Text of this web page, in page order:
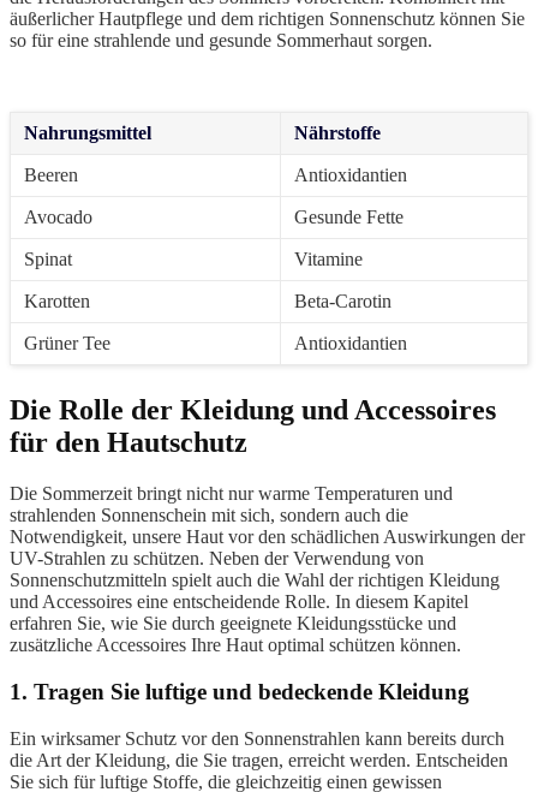
äußerlicher Hautpflege und dem richtigen Sonnenschutz können Sie
so für eine strahlende und gesunde Sommerhaut sorgen.
Nahrungsmittel Nährstoffe
Beeren Antioxidantien
Avocado Gesunde Fette
Spinat Vitamine
Karotten Beta-Carotin
Grüner Tee Antioxidantien
Die Rolle der Kleidung und Accessoires
für den Hautschutz
Die Sommerzeit bringt nicht nur warme Temperaturen und
strahlenden Sonnenschein mit sich, sondern auch die
Notwendigkeit, unsere Haut vor den schädlichen Auswirkungen der
UV-Strahlen zu schützen. Neben der Verwendung von
Sonnenschutzmitteln spielt auch die Wahl der richtigen Kleidung
und Accessoires eine entscheidende Rolle. In diesem Kapitel
erfahren Sie, wie Sie durch geeignete Kleidungsstücke und
zusätzliche Accessoires Ihre Haut optimal schützen können.
1. Tragen Sie luftige und bedeckende Kleidung
Ein wirksamer Schutz vor den Sonnenstrahlen kann bereits durch
die Art der Kleidung, die Sie tragen, erreicht werden. Entscheiden
Sie sich für luftige Stoffe, die gleichzeitig einen gewissen